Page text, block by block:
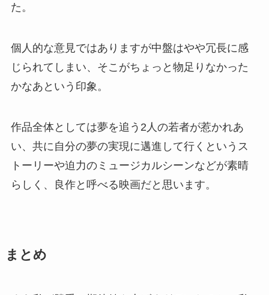
た。
個人的な意見ではありますが中盤はやや冗長に感
じられてしまい、そこがちょっと物足りなかった
かなあという印象。
作品全体としては夢を追う2人の若者が惹かれあ
い、共に自分の夢の実現に邁進して行くというス
トーリーや迫力のミュージカルシーンなどが素晴
らしく、良作と呼べる映画だと思います。
まとめ